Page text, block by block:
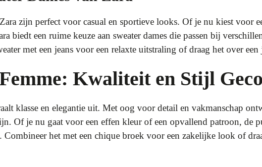
zijn perfect voor casual en sportieve looks. Of je nu kiest voor
biedt een ruime keuze aan sweater dames die passen bij
met een jeans voor een relaxte uitstraling of draag het over
Kwaliteit en Stijl
klasse en elegantie uit. Met oog voor detail en vakmanschap
Of je nu gaat voor een effen kleur of een opvallend patroon, de
Combineer het met een chique broek voor een zakelijke look of